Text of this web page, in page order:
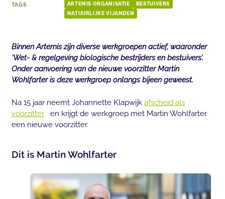
TAGS ARTEMIS ORGANISATIE
BESTUIVERS
NATUURLIJKE VIJANDEN
Binnen Artemis zijn diverse werkgroepen actief, waaronder
‘Wet- & regelgeving biologische bestrijders en bestuivers’.
Onder aanvoering van de nieuwe voorzitter Martin
Wohlfarter is deze werkgroep onlangs bijeen geweest.
Na 15 jaar neemt Johannette Klapwijk afscheid als
voorzitteren krijgt de werkgroep met Martin Wohlfarter
een nieuwe voorzitter.
Dit is Martin Wohlfarter